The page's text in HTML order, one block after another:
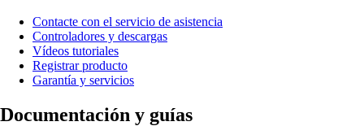
Contacte con el servicio de asistencia
Controladores y descargas
Vídeos tutoriales
Registrar producto
Garantía y servicios
Documentación y guías